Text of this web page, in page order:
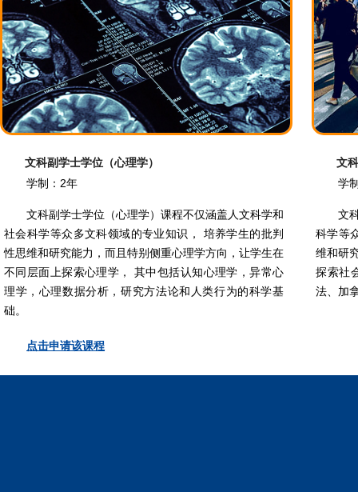
文科副学士学位（心理学）
学制：2年
文科副学士学位（心理学）课程不仅涵盖人文科学和
社会科学等众多文科领域的专业知识， 培养学生的批判
性思维和研究能力，而且特别侧重心理学方向，让学生在
不同层面上探索心理学， 其中包括认知心理学，异常心
理学，心理数据分析，研究方法论和人类行为的科学基
础。
文
学
文
科学等
维和研
探索社
法、加
点击申请该课程